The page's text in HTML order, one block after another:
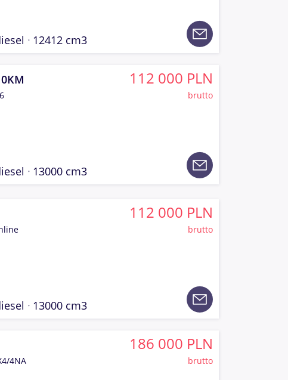
12412 cm3
112 000 PLN
brutto
13000 cm3
112 000 PLN
brutto
13000 cm3
4NA
186 000 PLN
brutto